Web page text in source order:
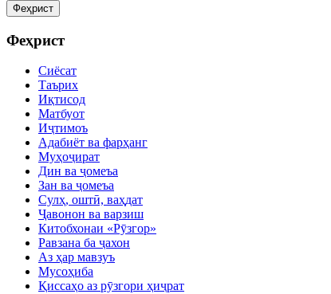
Феҳрист
Феҳрист
Сиёсат
Таърих
Иқтисод
Матбуот
Иҷтимоъ
Адабиёт ва фарҳанг
Муҳоҷират
Дин ва ҷомеъа
Зан ва ҷомеъа
Сулҳ, оштӣ, ваҳдат
Ҷавонон ва варзиш
Китобхонаи «Рӯзгор»
Равзана ба ҷахон
Аз ҳар мавзуъ
Мусоҳиба
Қиссаҳо аз рӯзгори ҳиҷрат